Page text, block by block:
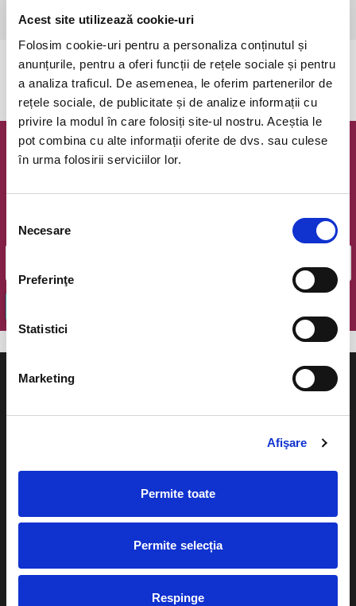
Acest site utilizează cookie-uri
Folosim cookie-uri pentru a personaliza conținutul și
anunțurile, pentru a oferi funcții de rețele sociale și pentru
a analiza traficul. De asemenea, le oferim partenerilor de
rețele sociale, de publicitate și de analize informații cu
privire la modul în care folosiți site-ul nostru. Aceștia le
pot combina cu alte informații oferite de dvs. sau culese
în urma folosirii serviciilor lor.
consimțământului
Necesare
Preferinţe
Statistici
Marketing
Afişare
Permite toate
Permite selecția
Respinge
valabilitatea.
Evenimentul a expirat.
Newsletter @ Bilete.ro
Oferte exclusive si o editie saptamanala cu cele mai noi
Email
Cum comand bilete?
eBilet printat acasa
festivaluri
Pentru copii